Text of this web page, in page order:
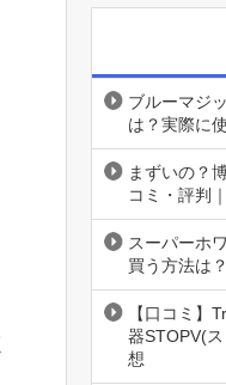
ブルーマジ
は？実際に
まずいの？
コミ・評判
スーパーホ
買う方法は？
【口コミ】
器STOPV(
想